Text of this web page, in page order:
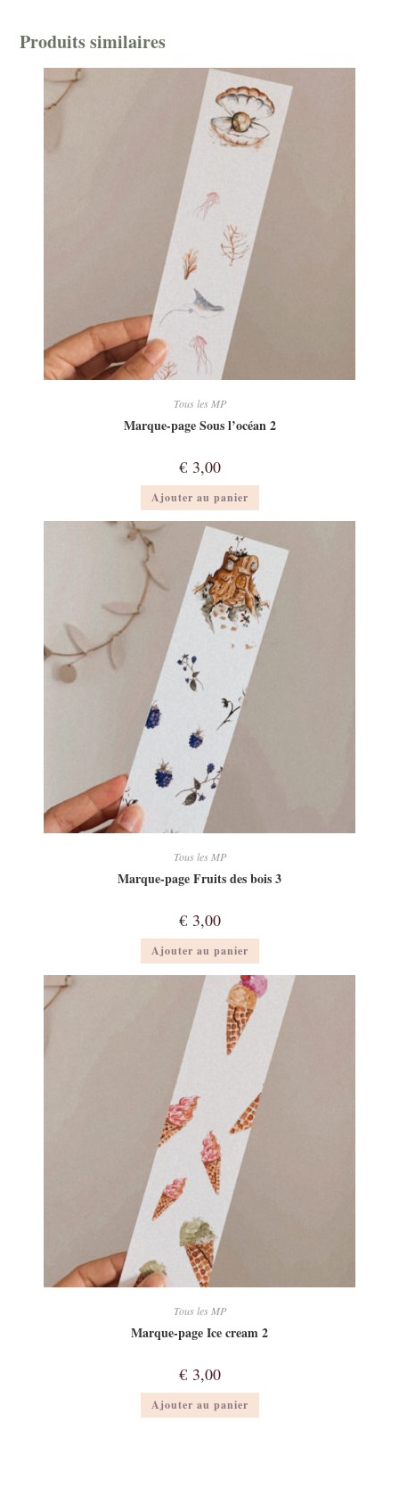
Produits similaires
Tous les MP
Marque-page Sous l’océan 2
€3,00
Ajouter au panier
Tous les MP
Marque-page Fruits des bois 3
€3,00
Ajouter au panier
Tous les MP
Marque-page Ice cream 2
€3,00
Ajouter au panier